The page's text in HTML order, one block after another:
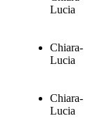
Lucia
Chiara-
Lucia
Chiara-
Lucia